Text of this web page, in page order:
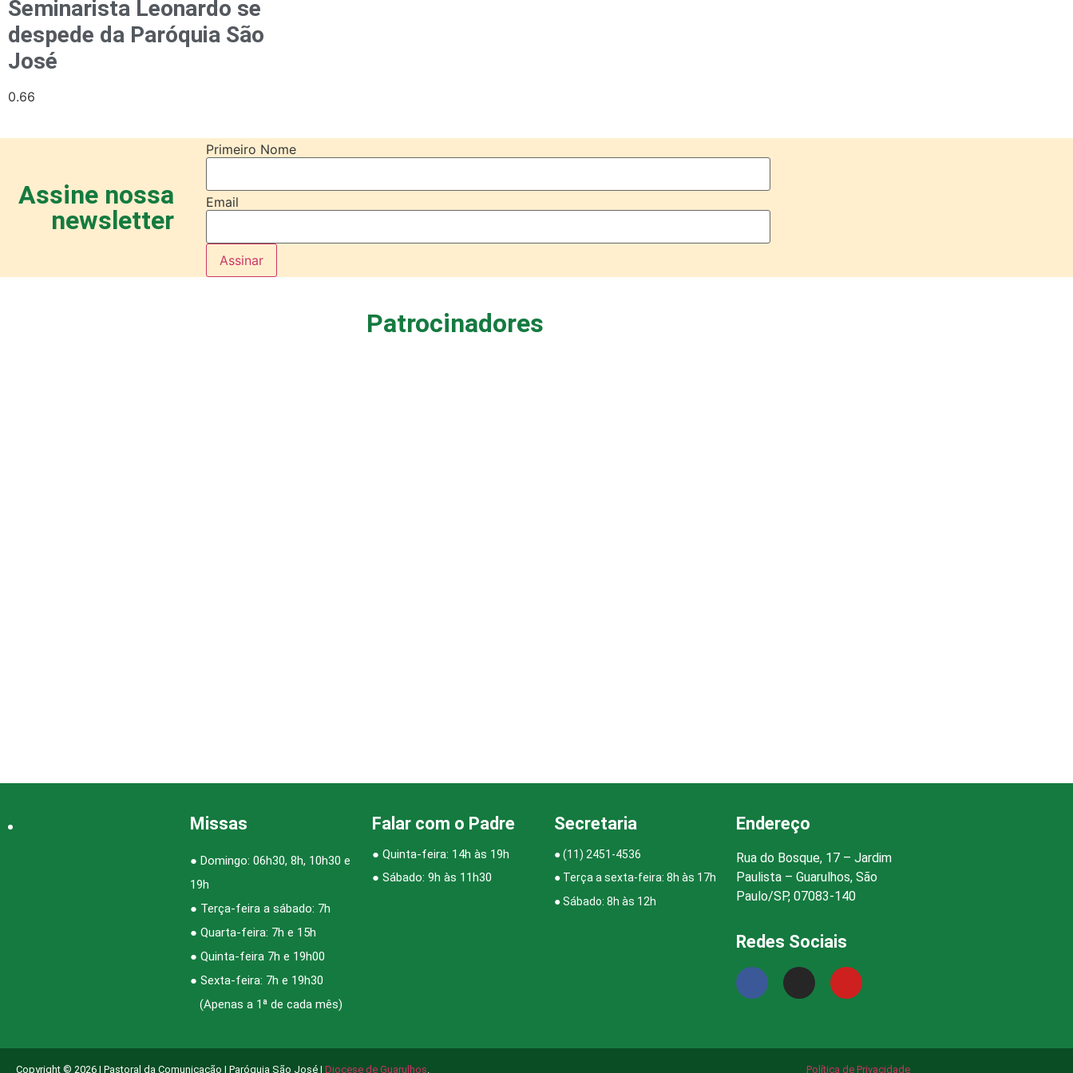
Seminarista Leonardo se
despede da Paróquia São
José
Assine nossa
newsletter
Primeiro Nome
Email
Patrocinadores
Missas
● Domingo: 06h30, 8h, 10h30 e
19h
● Terça-feira a sábado: 7h
● Quarta-feira: 7h e 15h
● Quinta-feira 7h e 19h00
● Sexta-feira: 7h e 19h30
(Apenas a 1ª de cada mês)
Falar com o Padre
● Quinta-feira: 14h às 19h
● Sábado: 9h às 11h30
Secretaria
●(11) 2451-4536
● Terça a sexta-feira: 8h às 17h
● Sábado: 8h às 12h
Endereço
Rua do Bosque, 17 – Jardim
Paulista – Guarulhos, São
Paulo/SP, 07083-140
Redes Sociais
Copyright © 2026 | Pastoral da Comunicação | Paróquia São José | Diocese de Guarulhos Política de Privacidade